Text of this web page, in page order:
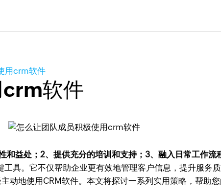
用crm软件
crm软件
益处；2、提供充分的培训和支持；3、融入日常工作
具。它不仅帮助企业更有效地管理客户信息，提升服务
地使用CRM软件。本文将探讨一系列实用策略，帮助